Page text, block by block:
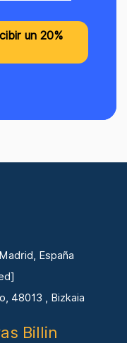
España
48013 , Bizkaia
Billin